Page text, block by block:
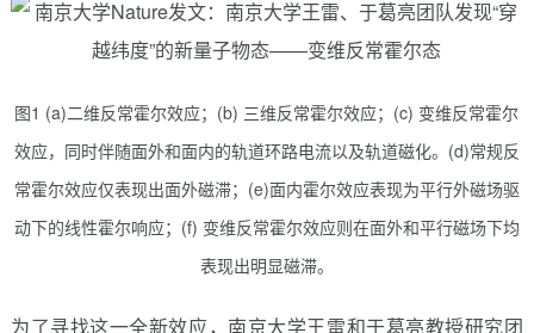
图1 (a)二维反常霍尔效应；(b) 三维反常霍尔效应；(c) 变维反常霍尔
效应，同时伴随面外和面内的轨道环路电流以及轨道磁化。(d)常规反
常霍尔效应仅表现出面外磁滞；(e)面内霍尔效应表现为平行外磁场驱
动下的线性霍尔响应；(f) 变维反常霍尔效应则在面外和平行磁场下均
表现出明显磁滞。
为了寻找这一全新效应，南京大学王雷和于葛亮教授研究团